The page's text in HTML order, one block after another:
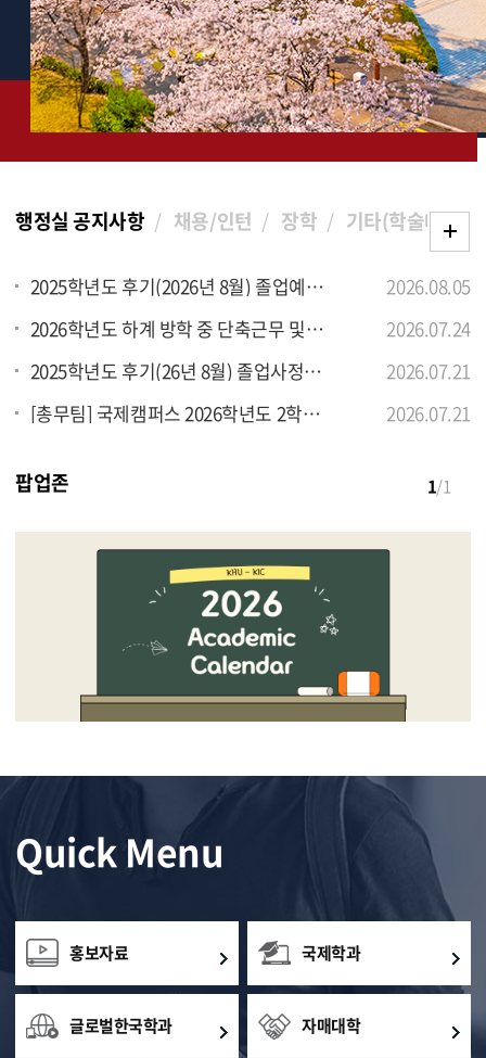
행정실 공지사항 채용/인턴 장학 기타(학술대회
2025학년도 후기(2026년 8월) 졸업예정자 학위가운 대여 안내
2026.08.05
2026학년도 하계 방학 중 단축근무 및 집중 휴무 실시 안내
2026.07.24
2025학년도 후기(26년 8월) 졸업사정 실시 안내(졸업진단표 제출: 7/21-24)
2026.07.21
[총무팀] 국제캠퍼스 2026학년도 2학기 학생 학기 정기권 총량제 시행 및 신청 안내
2026.07.21
팝업존 1/1
Quick Menu
홍보자료 국제학과
글로벌한국학과 자매대학